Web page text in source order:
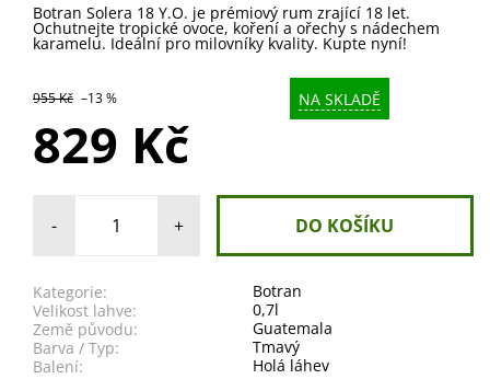
Botran Solera 18 Y.O. je prémiový rum zrající 18 let.
Ochutnejte tropické ovoce, koření a ořechy s nádechem
karamelu. Ideální pro milovníky kvality. Kupte nyní!
955 Kč –13 % NA SKLADĚ
829 Kč
- +
Kategorie:
Botran
Velikost lahve:
0,7l
Země původu:
Guatemala
Barva / Typ:
Tmavý
Balení:
Holá láhev